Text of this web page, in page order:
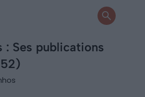
: Ses publications